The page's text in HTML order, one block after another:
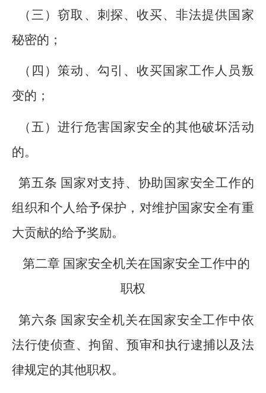
（三）窃取、刺探、收买、非法提供国家
秘密的；
（四）策动、勾引、收买国家工作人员叛
变的；
（五）进行危害国家安全的其他破坏活动
的。
第五条 国家对支持、协助国家安全工作的
组织和个人给予保护，对维护国家安全有重
大贡献的给予奖励。
第二章 国家安全机关在国家安全工作中的
职权
第六条 国家安全机关在国家安全工作中依
法行使侦查、拘留、预审和执行逮捕以及法
律规定的其他职权。